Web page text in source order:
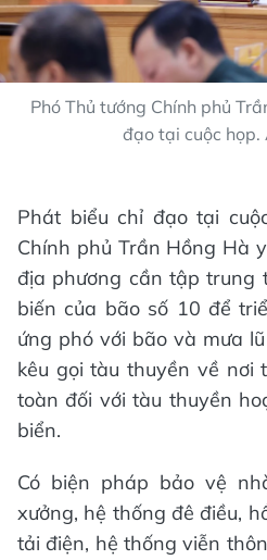
Phó Thủ tướng Chính phủ
đạo tại cuộc họp.
Phát biểu chỉ đạo tại
Chính phủ Trần Hồng Hà
địa phương cần tập trung
biến của bão số 10 để
ứng phó với bão và mưa
kêu gọi tàu thuyền về nơi
toàn đối với tàu thuyền
biển.
Có biện pháp bảo vệ
xưởng, hệ thống đê điều,
tải điện, hệ thống viễn